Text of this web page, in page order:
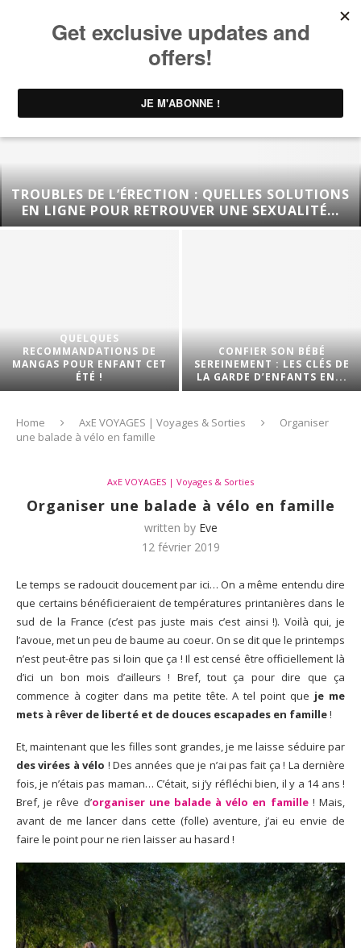
TROUBLES DE L’ÉRECTION : QUELLES SOLUTIONS
EN LIGNE POUR RETROUVER UNE SEXUALITÉ...
QUELQUES
RECOMMANDATIONS DE
MANGAS POUR ENFANT CET
ÉTÉ !
CONFIER SON BÉBÉ
SEREINEMENT : LES CLÉS DE
LA GARDE D’ENFANTS EN...
Home AxE VOYAGES | Voyages & Sorties
Organiser
une balade à vélo en famille
AxE VOYAGES | Voyages & Sorties
Organiser une balade à vélo en famille
written by Eve
12 février 2019
Le temps se radoucit doucement par ici… On a même entendu dire
que certains bénéficieraient de températures printanières dans le
sud de la France (c’est pas juste mais c’est ainsi !). Voilà qui, je
l’avoue, met un peu de baume au coeur. On se dit que le printemps
n’est peut-être pas si loin que ça ! Il est censé être officiellement là
d’ici un bon mois d’ailleurs ! Bref, tout ça pour dire que ça
commence à cogiter dans ma petite tête. A tel point que je me
mets à rêver de liberté et de douces escapades en famille!
Et, maintenant que les filles sont grandes, je me laisse séduire par
des virées à vélo ! Des années que je n’ai pas fait ça ! La dernière
fois, je n’étais pas maman… C’était, si j’y réfléchi bien, il y a 14 ans !
Bref, je rêve d’organiser une balade à vélo en famille! Mais,
avant de me lancer dans cette (folle) aventure, j’ai eu envie de
faire le point pour ne rien laisser au hasard !